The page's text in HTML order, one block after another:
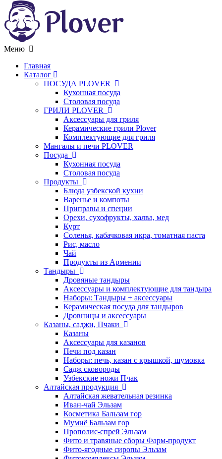
Меню
Главная
Каталог
ПОСУДА PLOVER
Кухонная посуда
Столовая посуда
ГРИЛИ PLOVER
Аксессуары для гриля
Керамические грили Plover
Комплектующие для гриля
Мангалы и печи PLOVER
Посуда
Кухонная посуда
Столовая посуда
Продукты
Блюда узбекской кухни
Варенье и компоты
Приправы и специи
Орехи, сухофрукты, халва, мед
Курт
Соленья, кабачковая икра, томатная паста
Рис, масло
Чай
Продукты из Армении
Тандыры
Дровяные тандыры
Аксессуары и комплектующие для тандыра
Наборы: Тандыры + аксессуары
Керамическая посуда для тандыров
Дровницы и аксессуары
Казаны, саджи, Пчаки
Казаны
Аксессуары для казанов
Печи под казан
Наборы: печь, казан с крышкой, шумовка
Садж сковороды
Узбекские ножи Пчак
Алтайская продукция
Алтайская жевательная резинка
Иван-чай Эльзам
Косметика Бальзам гор
Мумиё Бальзам гор
Прополис-спрей Эльзам
Фито и травяные сборы Фарм-продукт
Фито-ягодные сиропы Эльзам